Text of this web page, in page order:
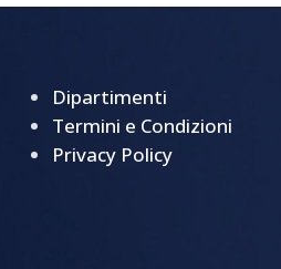
Dipartimenti
Termini e Condizioni
Privacy Policy